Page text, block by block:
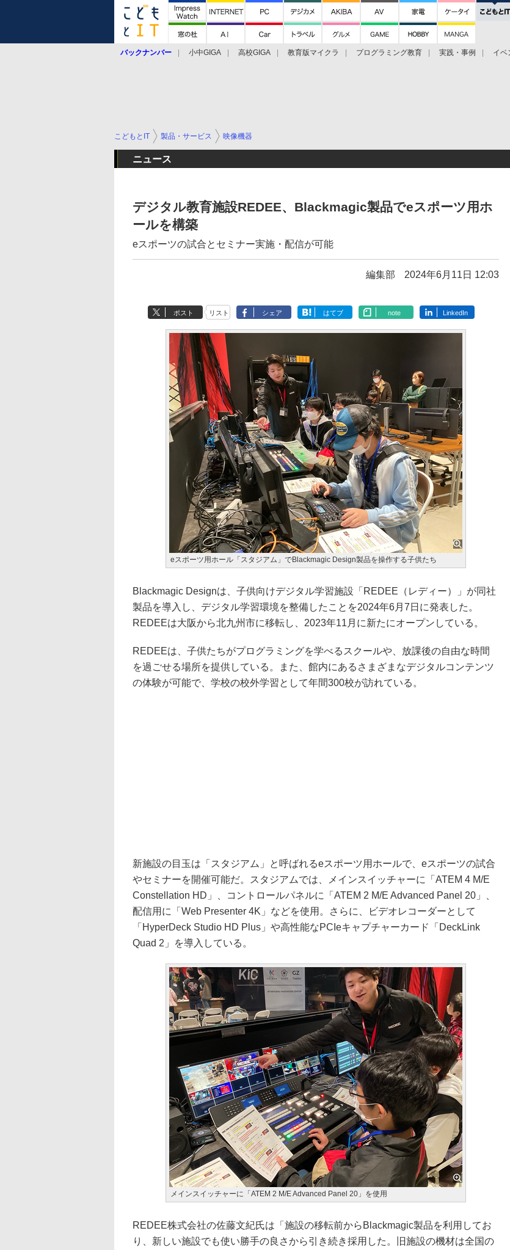
バックナンバー 小中GIGA 高校GIGA 教育版マイクラ プログラミング教育 実践・事例 イベ
こどもとIT 製品・サービス 映像機器
ニュース
デジタル教育施設REDEE、Blackmagic製品でeスポーツ用ホ
ールを構築
eスポーツの試合とセミナー実施・配信が可能
編集部 2024年6月11日 12:03
ポスト リスト シェア はてブ note LinkedIn
eスポーツ用ホール「スタジアム」でBlackmagic Design製品を操作する子供たち
Blackmagic Designは、子供向けデジタル学習施設「REDEE（レディー）」が同社
製品を導入し、デジタル学習環境を整備したことを2024年6月7日に発表した。
REDEEは大阪から北九州市に移転し、2023年11月に新たにオープンしている。
REDEEは、子供たちがプログラミングを学べるスクールや、放課後の自由な時間
を過ごせる場所を提供している。また、館内にあるさまざまなデジタルコンテンツ
の体験が可能で、学校の校外学習として年間300校が訪れている。
新施設の目玉は「スタジアム」と呼ばれるeスポーツ用ホールで、eスポーツの試合
やセミナーを開催可能だ。スタジアムでは、メインスイッチャーに「ATEM 4 M/E
Constellation HD」、コントロールパネルに「ATEM 2 M/E Advanced Panel 20」、
配信用に「Web Presenter 4K」などを使用。さらに、ビデオレコーダーとして
「HyperDeck Studio HD Plus」や高性能なPCIeキャプチャーカード「DeckLink
Quad 2」を導入している。
メインスイッチャーに「ATEM 2 M/E Advanced Panel 20」を使用
REDEE株式会社の佐藤文紀氏は「施設の移転前からBlackmagic製品を利用してお
り、新しい施設でも使い勝手の良さから引き続き採用した。旧施設の機材は全国の